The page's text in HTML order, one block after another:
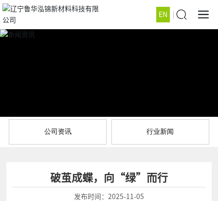
EN
公司资讯 行业新闻
破茧成蝶，向“绿”而行
发布时间： 2025-11-05